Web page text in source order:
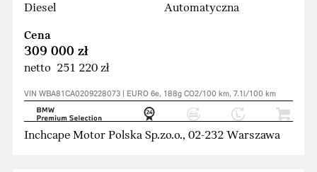
Diesel
Automatyczna
Cena
309 000 zł
netto 251 220 zł
VIN WBA81CA0209228073 | EURO 6e, 188g CO2/100 km, 7.1l/100 km
Inchcape Motor Polska Sp.zo.o., 02-232 Warszawa